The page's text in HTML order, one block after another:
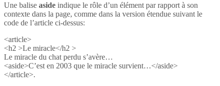
Une balise aside indique le rôle d’un élément par rapport à son
contexte dans la page, comme dans la version étendue suivant le
code de l’article ci-dessus:
<article>
<h2 >Le miracle</h2 >
Le miracle du chat perdu s’avère…
<aside>C’est en 2003 que le miracle survient…</aside>
</article>.